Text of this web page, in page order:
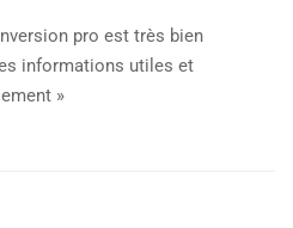
pro est très bien
informations utiles et
»